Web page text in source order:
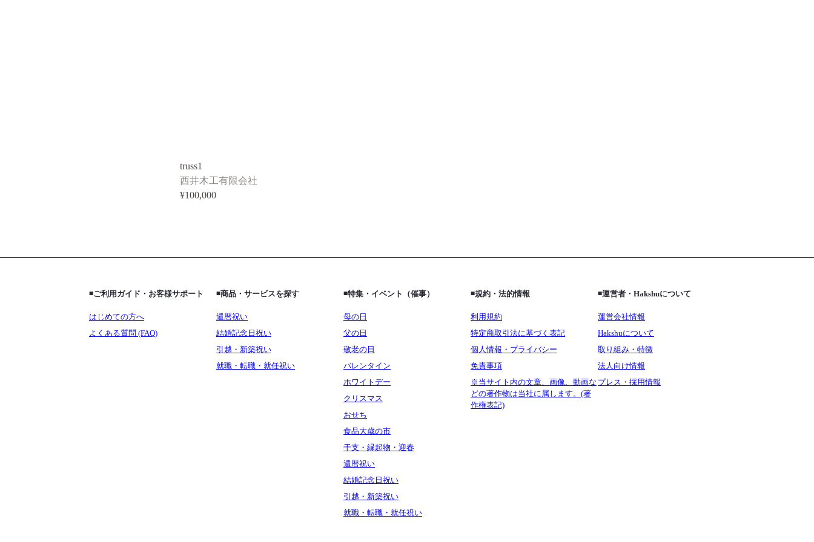
truss1
西井木工有限会社
¥100,000
◾️ご利用ガイド・お客様サポート
はじめての方へ
よくある質問 (FAQ)
◾️商品・サービスを探す
還暦祝い
結婚記念日祝い
引越・新築祝い
就職・転職・就任祝い
◾️特集・イベント（催事）
母の日
父の日
敬老の日
バレンタイン
ホワイトデー
クリスマス
おせち
食品大歳の市
干支・縁起物・迎春
還暦祝い
結婚記念日祝い
引越・新築祝い
就職・転職・就任祝い
◾️規約・法的情報
利用規約
特定商取引法に基づく表記
個人情報・プライバシー
免責事項
※当サイト内の文章、画像、動画な
どの著作物は当社に属します。(著
作権表記)
◾️運営者・Hakshuについて
運営会社情報
Hakshuについて
取り組み・特徴
法人向け情報
プレス・採用情報